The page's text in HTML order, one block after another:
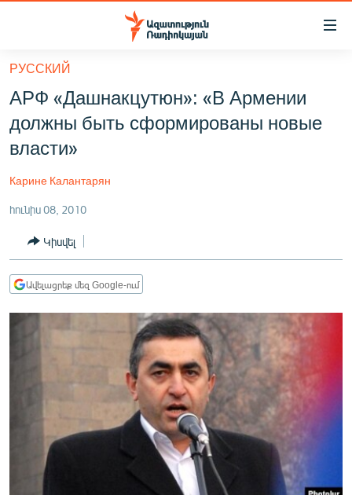
Մատչելիության
հիմնական
բովանդակությանը
հիմնական
մենյուին
ՀԱՅԱՍՏԱՆ
ՔԱՂԱՔԱԿԱՆ
ՏՆՏԵՍՈՒԹՅՈՒՆ
ՂԱՐԱԲԱՂ
ՏԱՐԱԾԱՇՐՋԱՆ
ՄԻՋԱԶԳԱՅԻՆ
ՍՊՈՐՏ
ՄԵԿՆԱԲԱՆՈՒԹՅՈՒՆ
ՏՏ ԵՒ ԻՆՏԵՐՆԵՏ
РУССКИЙ
АРФ «Дашнакцутюн»: «В Армении
должны быть сформированы новые
власти»
Карине Калантарян
հունիս 08, 2010
Կիսվել
Ավելացրեք մեզ Google-ում